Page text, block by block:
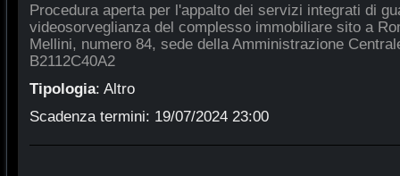
Procedura aperta per l'appalto dei servizi integrati di
videosorveglianza del complesso immobiliare sito a
Mellini, numero 84, sede della Amministrazione
B2112C40A2
Tipologia: Altro
Scadenza termini: 19/07/2024 23:00